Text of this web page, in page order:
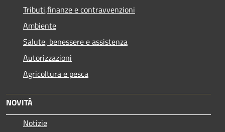
Tributi,finanze e contravvenzioni
Ambiente
Salute, benessere e assistenza
Autorizzazioni
Agricoltura e pesca
NOVITÀ
Notizie